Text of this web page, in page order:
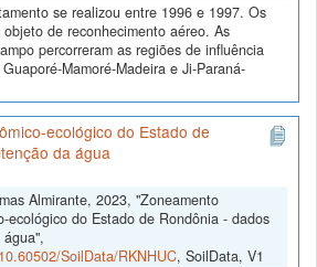
se realizou entre 1996 e 1997. Os
de reconhecimento aéreo. As
percorreram as regiões de influência
Mamoré-Madeira e Ji-Paraná-
ecológico do Estado de
da água
Almirante, 2023, "Zoneamento
ecológico do Estado de Rondônia - dados
SoilData/RKNHUC, SoilData, V1